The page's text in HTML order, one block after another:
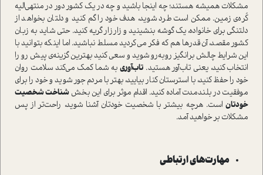
مشکلات همیشه هستند؛ چه اینجا باشید و چه در یک کشور دور در منتهی‌الیه
کُره‌ی زمین. ممکن است طرد شوید، هدف خود را گم کنید و دلتان بخواهد از
دلتنگی برای خانواده، یک گوشه بنشینید و زار‌زار گریه کنید. حتی شاید به زبان
کشور مقصد، آن‌قدرها هم که فکر می‌کردید مسلط نباشید. اما اینکه بتوانید با
این شرایط چالش برانگیز روبه‌رو شوید و سعی کنید بهترین گزینه‌ی پیش رو را
انتخاب کنید، یعنی تاب‌‌آور هستید. تاب‌آوری به شما کمک می‌کند سلامت روان
خود را حفظ کنید، با استرستان کنار بیایید، بهتر با مردم جور شوید و خود را برای
موفقیت در بلند‌مدت آماده کنید. اقدام موثر برای این بخش شناخت شخصیت
خودتان است. هرچه بیشتر با شخصیت خودتان آشنا شوید، راحت‌تر از پس
مشکلات بر خواهید آمد.
مهارت‌های ارتباطی